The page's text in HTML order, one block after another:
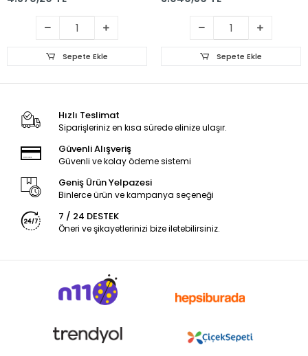
Sepete Ekle Sepete Ekle
Hızlı Teslimat
Siparişleriniz en kısa sürede elinize ulaşır.
Güvenli Alışveriş
Güvenli ve kolay ödeme sistemi
Geniş Ürün Yelpazesi
Binlerce ürün ve kampanya seçeneği
7 / 24 DESTEK
Öneri ve şikayetlerinizi bize iletebilirsiniz.